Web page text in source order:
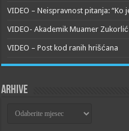
VIDEO – Neispravnost pitanja: “Ko
VIDEO- Akademik Muamer
VIDEO – Post kod ranih hrišćana
Arhive